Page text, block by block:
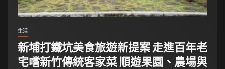
生活
新埔打鐵坑美食旅遊新提案 走進百年老
宅嚐新竹傳統客家菜 順遊果園、農場與